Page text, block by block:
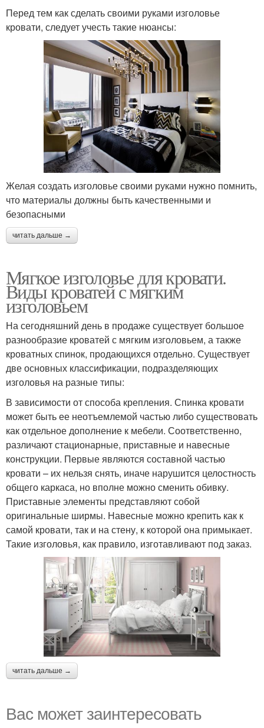
Перед тем как сделать своими руками изголовье
кровати, следует учесть такие нюансы:
Желая создать изголовье своими руками нужно помнить,
что материалы должны быть качественными и
безопасными
читать дальше →
Мягкое изголовье для кровати.
Виды кроватей с мягким
изголовьем
На сегодняшний день в продаже существует большое
разнообразие кроватей с мягким изголовьем, а также
кроватных спинок, продающихся отдельно. Существует
две основных классификации, подразделяющих
изголовья на разные типы:
В зависимости от способа крепления. Спинка кровати
может быть ее неотъемлемой частью либо существовать
как отдельное дополнение к мебели. Соответственно,
различают стационарные, приставные и навесные
конструкции. Первые являются составной частью
кровати – их нельзя снять, иначе нарушится целостность
общего каркаса, но вполне можно сменить обивку.
Приставные элементы представляют собой
оригинальные ширмы. Навесные можно крепить как к
самой кровати, так и на стену, к которой она примыкает.
Такие изголовья, как правило, изготавливают под заказ.
читать дальше →
Вас может заинтересовать